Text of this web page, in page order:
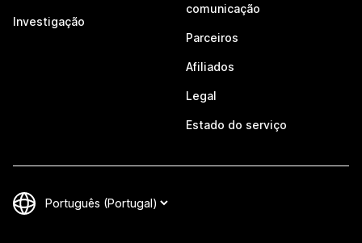
Investigação
comunicação
Parceiros
Afiliados
Legal
Estado do serviço